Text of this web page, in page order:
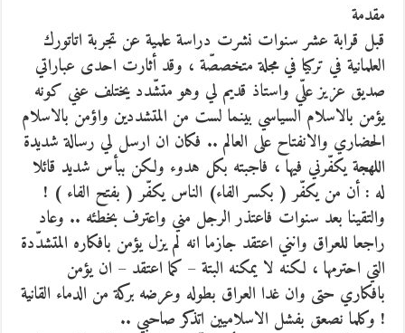
مقدمة
قبل قرابة عشر سنوات نشرت دراسة علمية عن تجربة اتاتورك
العلمانية في تركيا في مجلة متخصصّة ، وقد أثارت احدى عباراتي
صديق عزيز علّي واستاذ قديم لي وهو متشّدد يختلف عني كونه
يؤمن بالاسلام السياسي بينما لست من المتشددين واؤمن بالاسلام
الحضاري والانفتاح على العالم .. فكان ان ارسل لي رسالة شديدة
اللهجة يكفّرني فيها ، فاجبته بكل هدوء ولكن ببأس شديد قائلا
له : أن من يكفّر ( بكسر الفاء) الناس يكفّر ( بفتح الفاء ) !
والتقينا بعد سنوات فاعتذر الرجل مني واعترف بخطئه .. وعاد
راجعا للعراق وانني اعتقد جازما انه لم يزل يؤمن بافكاره المتشدّدة
التي احترمها ، لكنه لا يمكنه البتة – كما اعتقد – ان يؤمن
بافكاري حتى وان غدا العراق بطوله وعرضه بركة من الدماء القانية
! وكلما نصعق بفشل الاسلاميين اتذكر صاحبي ..